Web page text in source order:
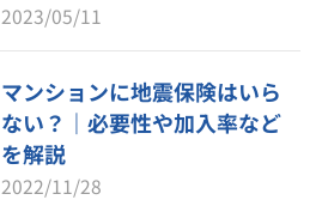
2023/05/11
マンションに地震保険はいら
ない？｜必要性や加入率など
を解説
2022/11/28